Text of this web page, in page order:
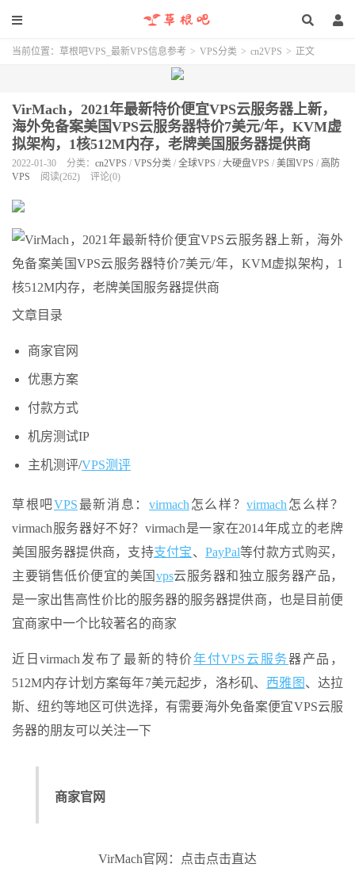
当前位置： 草根吧VPS_最新VPS信息参考 > VPS分类 > cn2VPS > 正文
VirMach，2021年最新特价便宜VPS云服务器上新，
海外免备案美国VPS云服务器特价7美元/年，KVM虚
拟架构，1核512M内存，老牌美国服务器提供商
2022-01-30 分类： cn2VPS / VPS分类 / 全球VPS / 大硬盘VPS / 美国VPS / 高防
VPS
阅读(262) 评论(0)
文章目录
商家官网
优惠方案
付款方式
机房测试IP
主机测评/VPS测评
草根吧VPS最新消息： virmach 怎么样？virmach 怎么样？
virmach服务器好不好？virmach是一家在2014年成立的老牌
美国服务器提供商，支持支付宝、 PayPal等付款方式购买，
主要销售低价便宜的美国 vps云服务器和独立服务器产品，
是一家出售高性价比的服务器的服务器提供商，也是目前便
宜商家中一个比较著名的商家
近日virmach发布了最新的特价年付VPS 云服务器产品，
512M内存计划方案每年7美元起步，洛杉矶、 西雅图 、达拉
斯、纽约等地区可供选择，有需要海外免备案便宜VPS云服
务器的朋友可以关注一下
商家官网
VirMach官网：点击点击直达